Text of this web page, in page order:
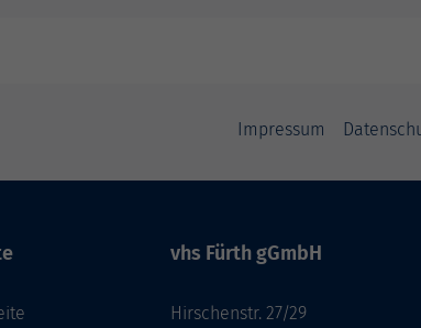
Impressum
vhs Fürth gGmbH
Hirschenstr. 27/29